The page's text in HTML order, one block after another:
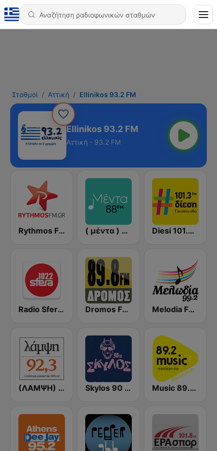
Σταθμοί Αττική Ellinikos 93.2 FM
Ellinikos 93.2 FM
Αττική - 93.2 FM
Rythmos FM - Ρυθμος 94.9 ( μέντα ) Menta 88 FM Diesi 101.3 FM
Radio Sfera 102.2 FM Dromos FM - ΔΡΟΜΟΣ 89.8 Melodia FM (Μελωδία 99.2)
(ΛΑΜΨΗ) Lampsi 92.3 FM Skylos 90 FM Music 89.2 FM